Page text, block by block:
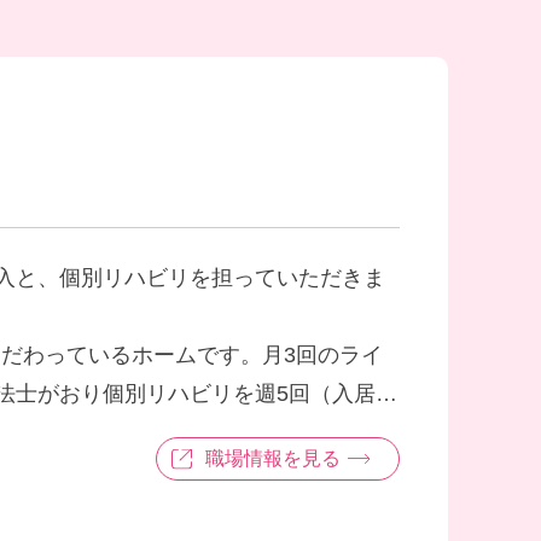
、個別リハビリを担っていただきま
わっているホームです。月3回のライ
士がおり個別リハビリを週5回（入居3
なげていっています。ご入居者様の
、サービスを目指しています！
職場情報を見る